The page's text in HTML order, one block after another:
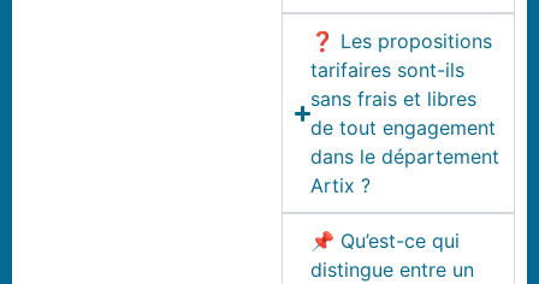
❓ Les propositions
tarifaires sont-ils
sans frais et libres
de tout engagement
dans le département
Artix ?
📌 Qu’est-ce qui
distingue entre un